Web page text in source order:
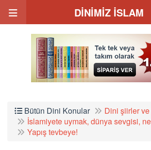
DİNİMİZ İSLAM
Bütün Dini Konular
Dini şiirler
İslamiyete uymak, dünya sevgisi,
Yapış tevbeye!